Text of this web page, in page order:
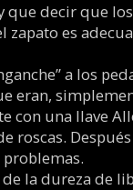
que decir que
zapato es
a los
eran,
con una llave
roscas.
la dureza de